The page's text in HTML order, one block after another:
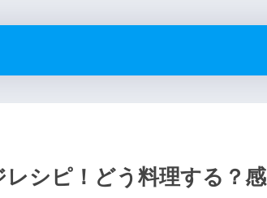
シピ！どう料理する？感